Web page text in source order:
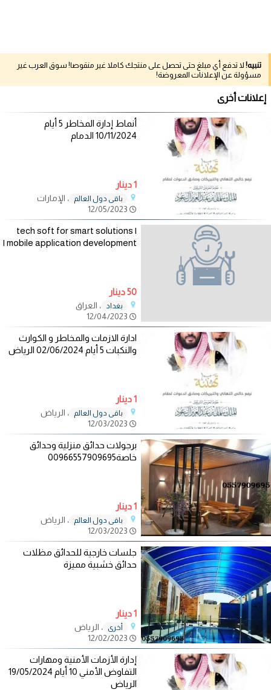
تنبيه! لا تدفع أي مبلغ حتى تحصل على منتجك كاملا غير منقوصا! سوق العرب غير
مسؤولة عن الإعلانات المعروضة!
إعلانات أخرى
أنماط إدارة المخاطر 5 أيام
10/11/2024 الدمام
1 دينار
باقي دول العالم
، الإمارات
tech soft for smart solutions |
mobile application development |
50 دينار
بغداد
، العراق
ادارة الازمات والمخاطر و الكوارث
والنكبات 5 أيام 02/06/2024 الرياض
1 دينار
باقي دول العالم
، الرياض
برجولات حدائق منزلية وحدائق
خاصة00966557909695
1 دينار
باقي دول العالم
، الرياض
جلسات خارجية للحدائق مظلات
حدائق خشبية مميزة
1 دينار
أخرى
، الرياض
إدارة الأزمات الأمنية ومهارات
التفاوض الأمني 10 أيام 19/05/2024
الرياض